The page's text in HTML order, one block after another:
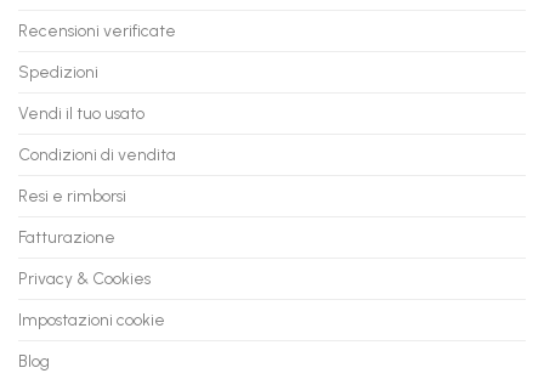
Recensioni verificate
Spedizioni
Vendi il tuo usato
Condizioni di vendita
Resi e rimborsi
Fatturazione
Privacy & Cookies
Impostazioni cookie
Blog